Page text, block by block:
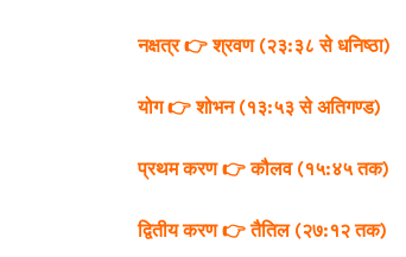
नक्षत्र 👉 श्रवण (२३:३८ से धनिष्ठा)
योग 👉 शोभन (१३:५३ से अतिगण्ड)
प्रथम करण 👉 कौलव (१५:४५ तक)
द्वितीय करण 👉 तैतिल (२७:१२ तक)